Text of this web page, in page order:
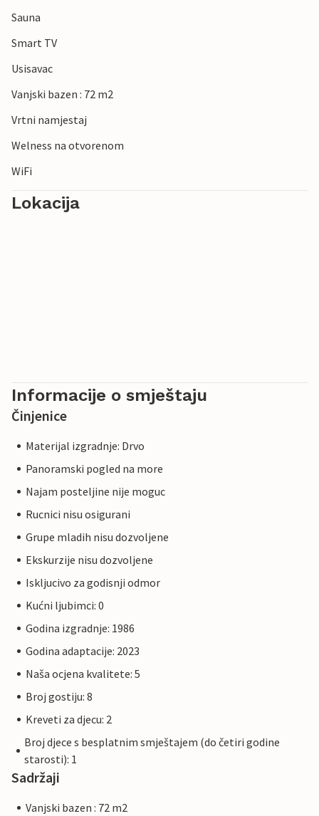
Sauna
Smart TV
Usisavac
Vanjski bazen : 72 m2
Vrtni namjestaj
Welness na otvorenom
WiFi
Lokacija
Informacije o smještaju
Činjenice
Materijal izgradnje: Drvo
Panoramski pogled na more
Najam posteljine nije moguc
Rucnici nisu osigurani
Grupe mladih nisu dozvoljene
Ekskurzije nisu dozvoljene
Iskljucivo za godisnji odmor
Kućni ljubimci: 0
Godina izgradnje: 1986
Godina adaptacije: 2023
Naša ocjena kvalitete: 5
Broj gostiju: 8
Kreveti za djecu: 2
Broj djece s besplatnim smještajem (do četiri godine
starosti): 1
Sadržaji
Vanjski bazen : 72 m2